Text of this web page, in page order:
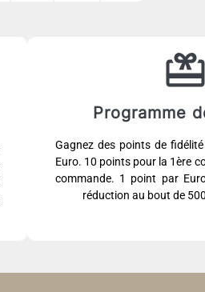
Programme
Gagnez des points de
Euro. 10 points pour la 1ère
commande. 1 point par
réduction au bout de